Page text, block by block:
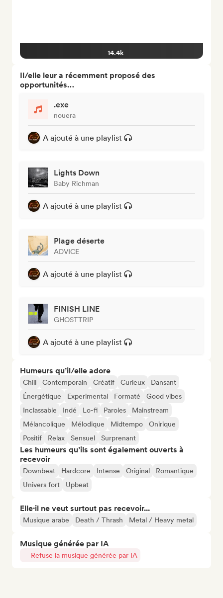
14.4k
Il/elle leur a récemment proposé des
opportunités…
.exe
nouera
A ajouté à une playlist
Lights Down
Baby Richman
A ajouté à une playlist
Plage déserte
ADVICE
A ajouté à une playlist
FINISH LINE
GHOSTTRIP
A ajouté à une playlist
Humeurs qu’il/elle adore
Chill Contemporain Créatif Curieux
Dansant
Énergétique
Experimental Formaté
Good vibes
Inclassable
Indé Lo-fi Paroles
Mainstream
Mélancolique
Mélodique Midtempo
Onirique
Positif
Relax Sensuel Surprenant
Les humeurs qu’ils sont également ouverts à
recevoir
Downbeat Hardcore Intense Original
Romantique
Univers fort
Upbeat
Elle·il ne veut surtout pas recevoir...
Musique arabe Death / Thrash Metal / Heavy metal
Musique générée par IA
Refuse la musique générée par IA